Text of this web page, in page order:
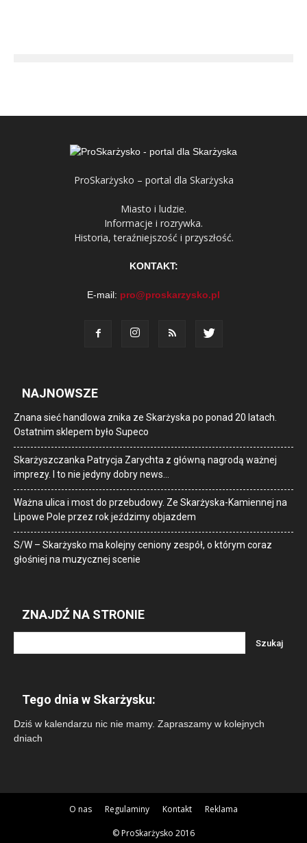
ProSkarżysko – portal dla Skarżyska
Miasto i ludzie.
Informacje i rozrywka.
Historia, teraźniejszość i przyszłość.
KONTAKT:
E-mail: pro@proskarzysko.pl
NAJNOWSZE
Znana sieć handlowa znika ze Skarżyska po ponad 20 latach.
Ostatnim sklepem było Supeco
Skarżyszczanka Patrycja Zarychta z główną nagrodą ważnej
imprezy. I to nie jedyny dobry news…
Ważna ulica i most do przebudowy. Ze Skarżyska-Kamiennej na
Lipowe Pole przez rok jeździmy objazdem
S/W – Skarżysko ma kolejny ceniony zespół, o którym coraz
głośniej na muzycznej scenie
ZNAJDŹ NA STRONIE
Tego dnia w Skarżysku:
Dziś w kalendarzu nic nie mamy. Zapraszamy w kolejnych
dniach
O nas Regulaminy Kontakt Reklama
© ProSkarżysko 2016